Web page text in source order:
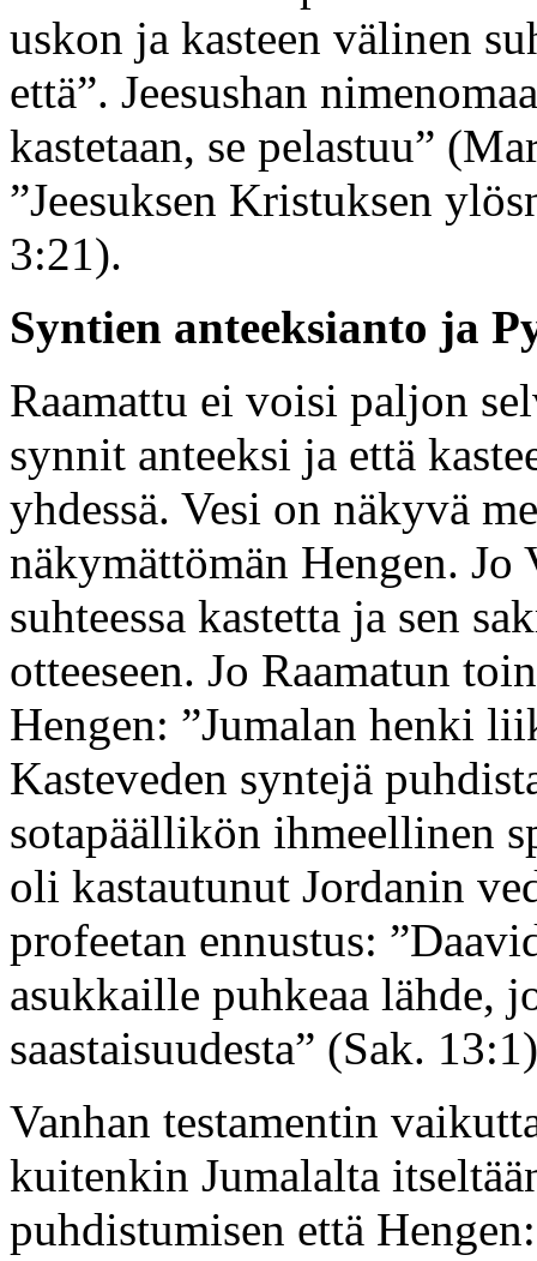
uskon ja kasteen välinen
että”. Jeesushan
kastetaan, se pelastuu”
”Jeesuksen Kristuksen
3:21).
Syntien anteeksianto ja
Raamattu ei voisi paljon
synnit anteeksi ja että
yhdessä. Vesi on näkyvä
näkymättömän Hengen. Jo
suhteessa kastetta ja sen
otteeseen. Jo Raamatun
Hengen: ”Jumalan henki
Kasteveden syntejä
sotapäällikön ihmeellinen
oli kastautunut Jordanin
profeetan ennustus:
asukkaille puhkeaa lähde,
saastaisuudesta” (Sak.
Vanhan testamentin
kuitenkin Jumalalta
puhdistumisen että